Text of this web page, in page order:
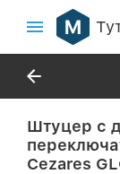
Штуцер с
Cezares